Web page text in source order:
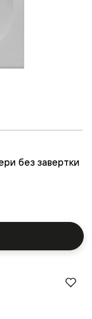
без завертки